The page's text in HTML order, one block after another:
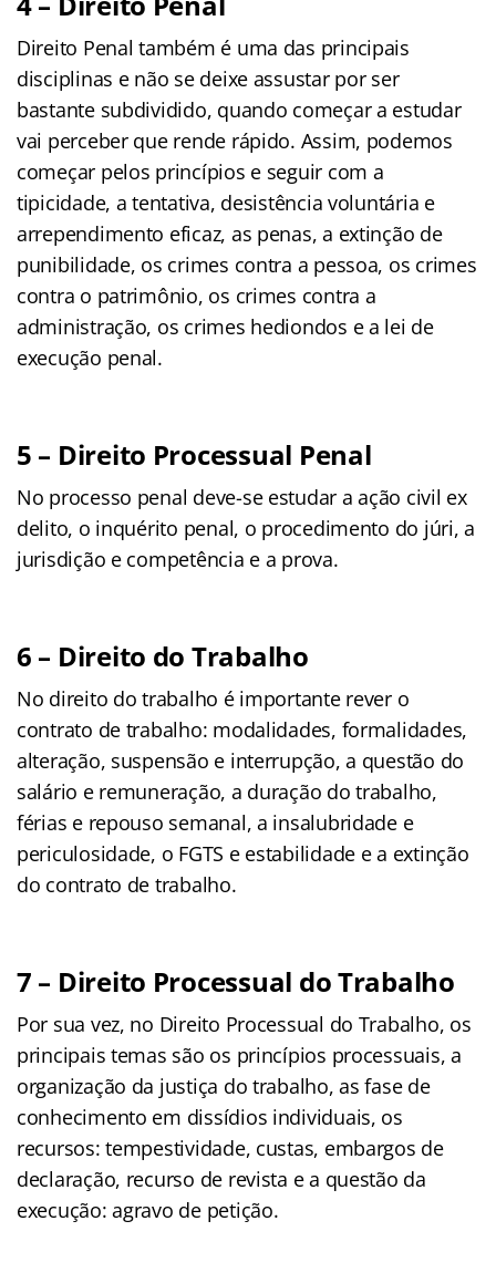
Direito Penal também é uma das principais
disciplinas e não se deixe assustar por ser
bastante subdividido, quando começar a estudar
vai perceber que rende rápido. Assim, podemos
começar pelos princípios e seguir com a
tipicidade, a tentativa, desistência voluntária e
arrependimento eficaz, as penas, a extinção de
punibilidade, os crimes contra a pessoa, os crimes
contra o patrimônio, os crimes contra a
administração, os crimes hediondos e a lei de
execução penal.
5 – Direito Processual Penal
No processo penal deve-se estudar a ação civil ex
delito, o inquérito penal, o procedimento do júri, a
jurisdição e competência e a prova.
6 – Direito do Trabalho
No direito do trabalho é importante rever o
contrato de trabalho: modalidades, formalidades,
alteração, suspensão e interrupção, a questão do
salário e remuneração, a duração do trabalho,
férias e repouso semanal, a insalubridade e
periculosidade, o FGTS e estabilidade e a extinção
do contrato de trabalho.
7 – Direito Processual do Trabalho
Por sua vez, no Direito Processual do Trabalho, os
principais temas são os princípios processuais, a
organização da justiça do trabalho, as fase de
conhecimento em dissídios individuais, os
recursos: tempestividade, custas, embargos de
declaração, recurso de revista e a questão da
execução: agravo de petição.